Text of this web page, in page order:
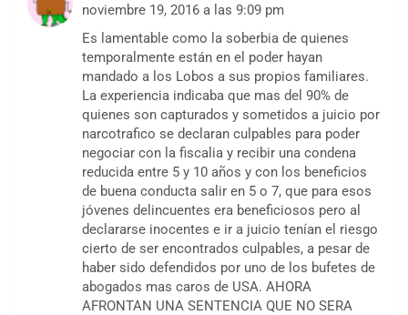
noviembre 19, 2016 a las 9:09 pm
Es lamentable como la soberbia de quienes
temporalmente están en el poder hayan
mandado a los Lobos a sus propios familiares.
La experiencia indicaba que mas del 90% de
quienes son capturados y sometidos a juicio por
narcotrafico se declaran culpables para poder
negociar con la fiscalia y recibir una condena
reducida entre 5 y 10 años y con los beneficios
de buena conducta salir en 5 o 7, que para esos
jóvenes delincuentes era beneficiosos pero al
declararse inocentes e ir a juicio tenían el riesgo
cierto de ser encontrados culpables, a pesar de
haber sido defendidos por uno de los bufetes de
abogados mas caros de USA. AHORA
AFRONTAN UNA SENTENCIA QUE NO SERA